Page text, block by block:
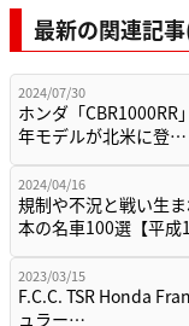
最新の関連記
2024/07/30
ホンダ「CBR1000RR
年モデルが北米に登…
2024/04/16
規制や不況と戦い生
本の名車100選【平
2023/03/15
F.C.C. TSR Honda
ュラー…